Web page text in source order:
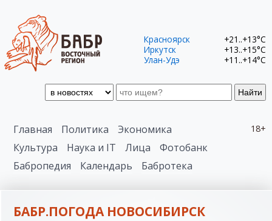
Найти
Красноярск
+21..+13°C
Иркутск
+13..+15°C
Улан-Удэ
+11..+14°C
18+
Главная Политика
Экономика
Культура
Наука и IT Лица
Фотобанк
Бабропедия
Календарь Бабротека
БАБР.ПОГОДА НОВОСИБИРСК